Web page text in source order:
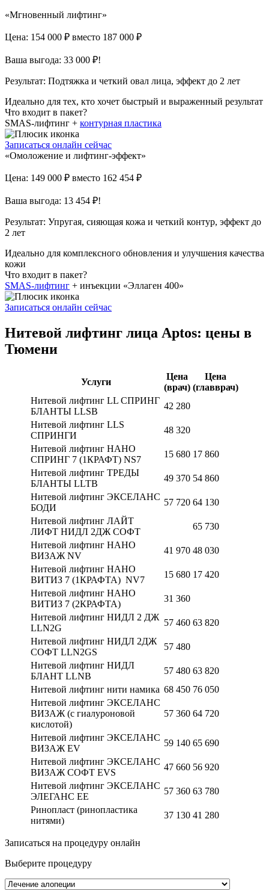
«Мгновенный лифтинг»
Цена: 154 000 ₽ вместо 187 000 ₽
Ваша выгода: 33 000 ₽!
Результат: Подтяжка и четкий овал лица, эффект до 2 лет
Идеально для тех, кто хочет быстрый и выраженный результат
Что входит в пакет?
SMAS-лифтинг + контурная пластика
Записаться онлайн сейчас
«Омоложение и лифтинг-эффект»
Цена: 149 000 ₽ вместо 162 454 ₽
Ваша выгода: 13 454 ₽!
Результат: Упругая, сияющая кожа и четкий контур, эффект до
2 лет
Идеально для комплексного обновления и улучшения качества
кожи
Что входит в пакет?
SMAS-лифтинг + инъекции «Эллаген 400»
Записаться онлайн сейчас
Нитевой лифтинг лица Aptos: цены в
Тюмени
Услуги
Цена
(врач)
Цена
(главврач)
Нитевой лифтинг LL СПРИНГ
БЛАНТЫ LLSB
42 280
Нитевой лифтинг LLS
СПРИНГИ
48 320
Нитевой лифтинг НАНО
СПРИНГ 7 (1КРАФТ) NS7
15 680 17 860
Нитевой лифтинг ТРЕДЫ
БЛАНТЫ LLTB
49 370 54 860
Нитевой лифтинг ЭКСЕЛАНС
БОДИ
57 720 64 130
Нитевой лифтинг ЛАЙТ
ЛИФТ НИДЛ 2ДЖ СОФТ
65 730
Нитевой лифтинг НАНО
ВИЗАЖ NV
41 970 48 030
Нитевой лифтинг НАНО
ВИТИЗ 7 (1КРАФТА) NV7
15 680 17 420
Нитевой лифтинг НАНО
ВИТИЗ 7 (2КРАФТА)
31 360
Нитевой лифтинг НИДЛ 2 ДЖ
LLN2G
57 460 63 820
Нитевой лифтинг НИДЛ 2ДЖ
СОФТ LLN2GS
57 480
Нитевой лифтинг НИДЛ
БЛАНТ LLNB
57 480 63 820
Нитевой лифтинг нити намика 68 450 76 050
Нитевой лифтинг ЭКСЕЛАНС
ВИЗАЖ (с гиалуроновой
кислотой)
57 360 64 720
Нитевой лифтинг ЭКСЕЛАНС
ВИЗАЖ EV
59 140 65 690
Нитевой лифтинг ЭКСЕЛАНС
ВИЗАЖ СОФТ EVS
47 660 56 920
Нитевой лифтинг ЭКСЕЛАНС
ЭЛЕГАНС EE
57 360 63 780
Ринопласт (ринопластика
нитями)
37 130 41 280
Записаться на процедуру онлайн
Выберите процедуру